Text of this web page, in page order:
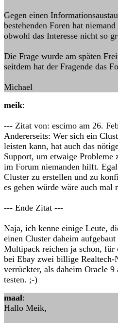
Gegen einen
bestehenden Foren hat
obwohl das Interesse nicht so
Die Frage wurde am späten
seitdem hat der Fragende das
Michael
meik:
--- Zitat von: escimo am 26.
Andererseits: Wer sich ein
leisten kann, hat auch das
Support, um etwaige Probleme
im Forum niemanden hilft.
Cluster zu erstellen und zu
es gehen würde wäre auch mal
--- Ende Zitat ---
Naja, ich kenne einige Leute,
einen Cluster daheim
Multipack reichen ja schon, für
bei Ebay zwei billige
verrückter, als daheim Oracle
testen. ;-)
maal:
Hallo Meik,